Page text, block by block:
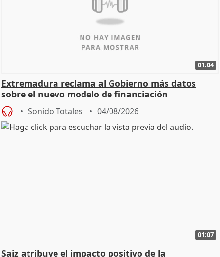
01:04
Extremadura reclama al Gobierno más datos
sobre el nuevo modelo de financiación
Sonido Totales 04/08/2026
01:07
Saiz atribuye el impacto positivo de la